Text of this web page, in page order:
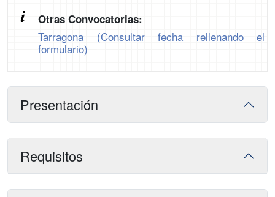
Otras Convocatorias:
Tarragona (Consultar fecha rellenando el
formulario)
Presentación
Requisitos